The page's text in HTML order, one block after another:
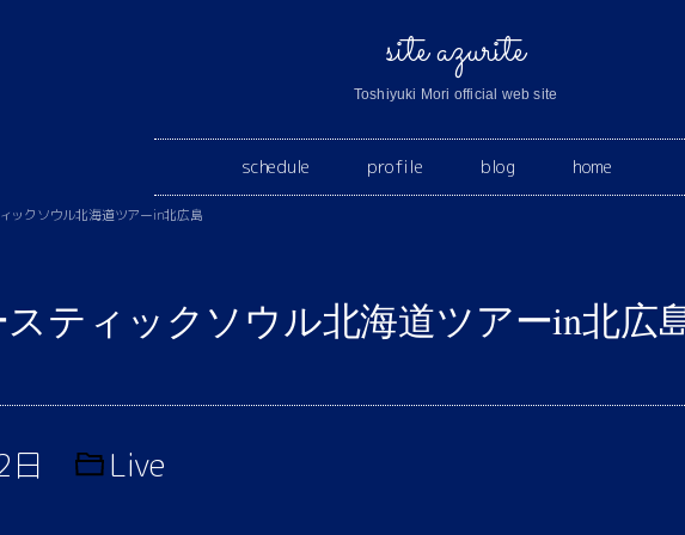
site azurite
Toshiyuki Mori official web site
schedule profile blog home
ックソウル北海道ツアーin北広島
ティックソウル北海道ツアーin北広
日 Live